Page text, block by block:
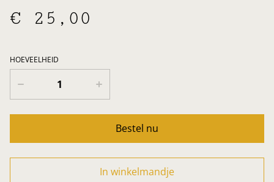
€ 25,00
HOEVEELHEID
Bestel nu
In winkelmandje